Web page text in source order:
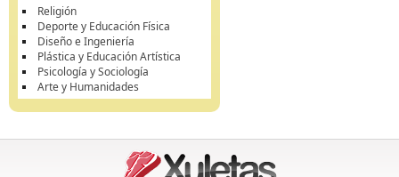
Religión
Deporte y Educación Física
Diseño e Ingeniería
Plástica y Educación Artística
Psicología y Sociología
Arte y Humanidades